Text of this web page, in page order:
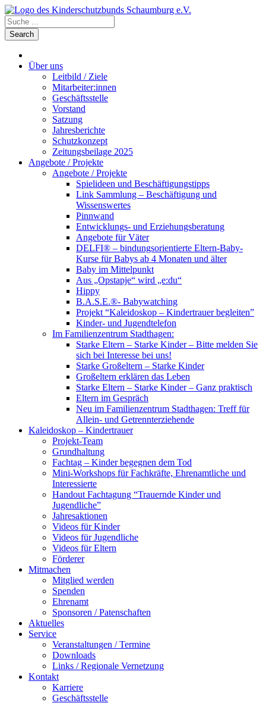
Über uns
Leitbild / Ziele
Mitarbeiter:innen
Geschäftsstelle
Vorstand
Satzung
Jahresberichte
Schutzkonzept
Zeitungsbeilage 2025
Angebote / Projekte
Angebote / Projekte
Spielideen und Beschäftigungstipps
Link Sammlung – Beschäftigung und
Wissenswertes
Pinnwand
Entwicklungs- und Erziehungsberatung
Angebote für Väter
DELFI® – bindungsorientierte Eltern-Baby-
Kurse für Babys ab 4 Monaten und älter
Baby im Mittelpunkt
Aus „Opstapje“ wird „e:du“
Hippy
B.A.S.E.®- Babywatching
Projekt “Kaleidoskop – Kindertrauer begleiten”
Kinder- und Jugendtelefon
Im Familienzentrum Stadthagen:
Starke Eltern – Starke Kinder – Bitte melden Sie
sich bei Interesse bei uns!
Starke Großeltern – Starke Kinder
Großeltern erklären das Leben
Starke Eltern – Starke Kinder – Ganz praktisch
Eltern im Gespräch
Neu im Familienzentrum Stadthagen: Treff für
Allein- und Getrennterziehende
Kaleidoskop – Kindertrauer
Projekt-Team
Grundhaltung
Fachtag – Kinder begegnen dem Tod
Mini-Workshops für Fachkräfte, Ehrenamtliche und
Interessierte
Handout Fachtagung “Trauernde Kinder und
Jugendliche”
Jahresaktionen
Videos für Kinder
Videos für Jugendliche
Videos für Eltern
Förderer
Mitmachen
Mitglied werden
Spenden
Ehrenamt
Sponsoren / Patenschaften
Aktuelles
Service
Veranstaltungen / Termine
Downloads
Links / Regionale Vernetzung
Kontakt
Karriere
Geschäftsstelle